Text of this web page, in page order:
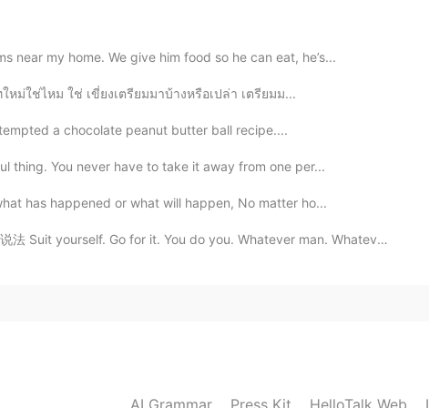
أسلوبنا اليوم. فالعرب تنتقي الكلام انتقاءا حتى تستغني بها عن كثرة الهضر.
near my home. We give him food so he can eat, he’s...
ม่ใช่ไหม ใช่ เขี่ยงเตรียมมาบ้างหรือเปล่า เตรียมม...
a chocolate peanut butter ball recipe....
thing. You never have to take it away from one per...
has happened or what will happen, No matter ho...
Suit yourself. Go for it. You do you. Whatever man. Whatever flo...
AI Grammar Press Kit HelloTalk Web